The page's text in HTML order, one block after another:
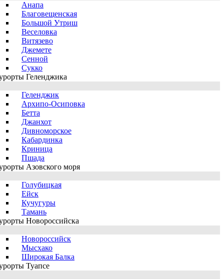
Анапа
Благовещенская
Большой Утриш
Веселовка
Витязево
Джемете
Сенной
Сукко
Геленджика
Геленджик
Архипо-Осиповка
Бетта
Джанхот
Дивноморское
Кабардинка
Криница
Пшада
Азовского моря
Голубицкая
Ейск
Кучугуры
Тамань
Новороссийска
Новороссийск
Мысхако
Широкая Балка
Туапсе